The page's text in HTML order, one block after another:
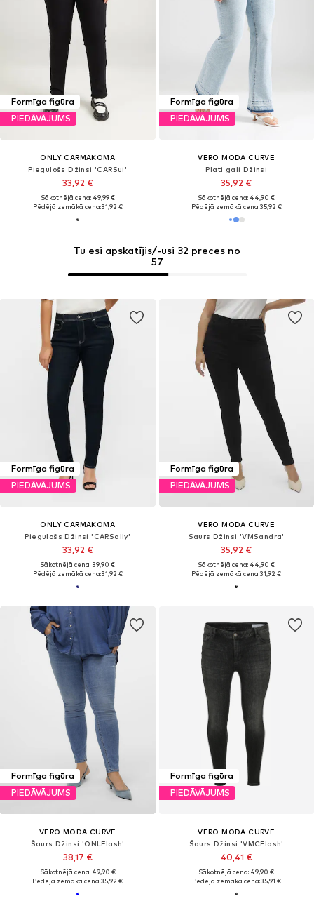
Formīga figūra
PIEDĀVĀJUMS
ONLY CARMAKOMA
Piegulošs Džinsi 'CARSui'
33,92 €
Sākotnējā cena: 49,99 €
Pēdējā zemākā cena:31,92 €
Formīga figūra
PIEDĀVĀJUMS
VERO MODA CURVE
Plati gali Džinsi
35,92 €
Sākotnējā cena: 44,90 €
Pēdējā zemākā cena:35,92 €
Formīga figūra
PIEDĀVĀJUMS
ONLY CARMAKOMA
Piegulošs Džinsi 'CARSally'
33,92 €
Sākotnējā cena: 39,90 €
Pēdējā zemākā cena:31,92 €
Tu esi apskatījis/-usi 32 preces no
57
Formīga figūra
PIEDĀVĀJUMS
VERO MODA CURVE
Šaurs Džinsi 'VMSandra'
35,92 €
Sākotnējā cena: 44,90 €
Pēdējā zemākā cena:31,92 €
Formīga figūra
PIEDĀVĀJUMS
VERO MODA CURVE
Šaurs Džinsi 'ONLFlash'
38,17 €
Sākotnējā cena: 49,90 €
Pēdējā zemākā cena:35,92 €
Formīga figūra
PIEDĀVĀJUMS
VERO MODA CURVE
Šaurs Džinsi 'VMCFlash'
40,41 €
Sākotnējā cena: 49,90 €
Pēdējā zemākā cena:35,91 €